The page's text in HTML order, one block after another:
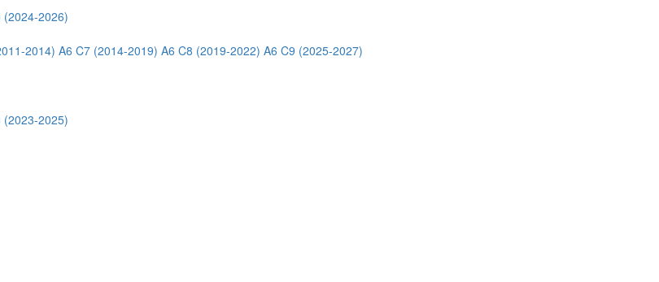
(2024-2026)
2014) A6 C7 (2014-2019) A6 C8 (2019-2022) A6 C9 (2025-2027)
(2023-2025)